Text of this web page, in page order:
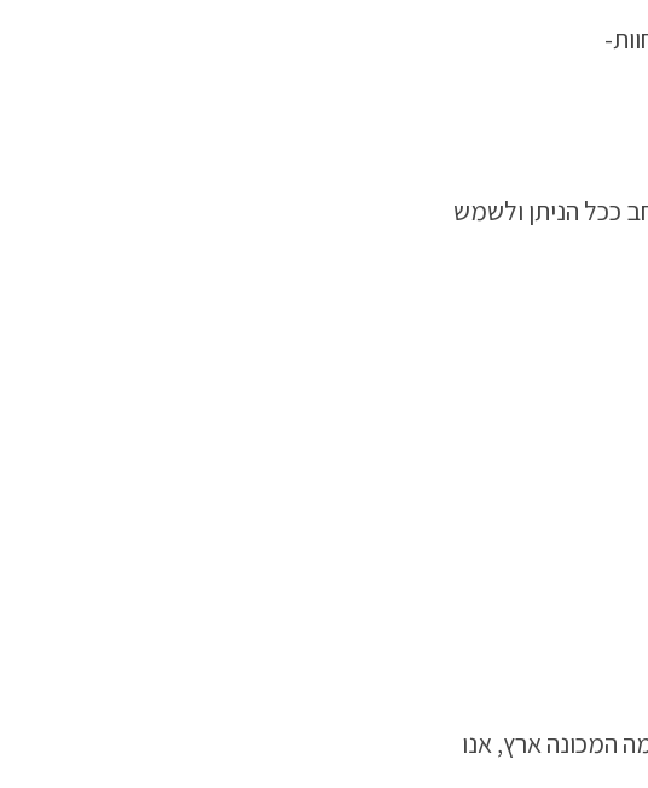
ככל הניתן ולשמש
המכונה ארץ, אנו